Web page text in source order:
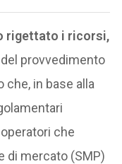
rigettato i ricorsi,
provvedimento
che, in base alla
che
di mercato (SMP)